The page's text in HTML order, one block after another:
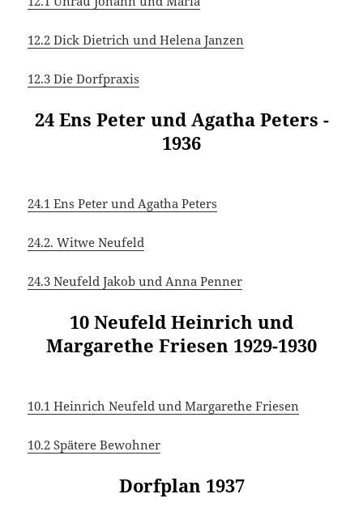
12.2 Dick Dietrich und Helena Janzen
12.3 Die Dorfpraxis
24 Ens Peter und Agatha Peters -
1936
24.1 Ens Peter und Agatha Peters
24.2. Witwe Neufeld
24.3 Neufeld Jakob und Anna Penner
10 Neufeld Heinrich und
Margarethe Friesen 1929-1930
10.1 Heinrich Neufeld und Margarethe Friesen
10.2 Spätere Bewohner
Dorfplan 1937